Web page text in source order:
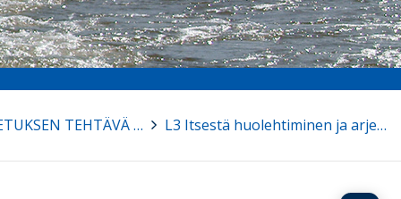
LUKU 3 PERUSOPETUKSEN TEHTÄVÄ JA TAVOITTEET > L3 Itsestä huolehtiminen ja arjen taidot